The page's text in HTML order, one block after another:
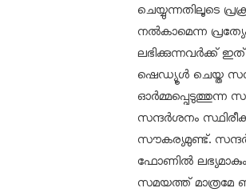
ചെയ്യുന്നതിലൂടെ
നൽകാമെന്ന
ലഭിക്കുന്നവർക്ക് ഇത്
ഷെഡ്യൂൾ ചെയ്ത
ഓർമ്മപ്പെടുത്തുന്ന
സന്ദർശനം
സൗകര്യമുണ്ട്.
ഫോണിൽ
സമയത്ത് മാത്രമേ